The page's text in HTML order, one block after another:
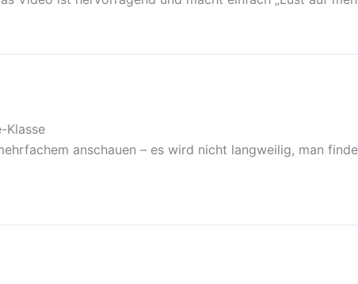
Klasse
anschauen – es wird nicht langweilig, man